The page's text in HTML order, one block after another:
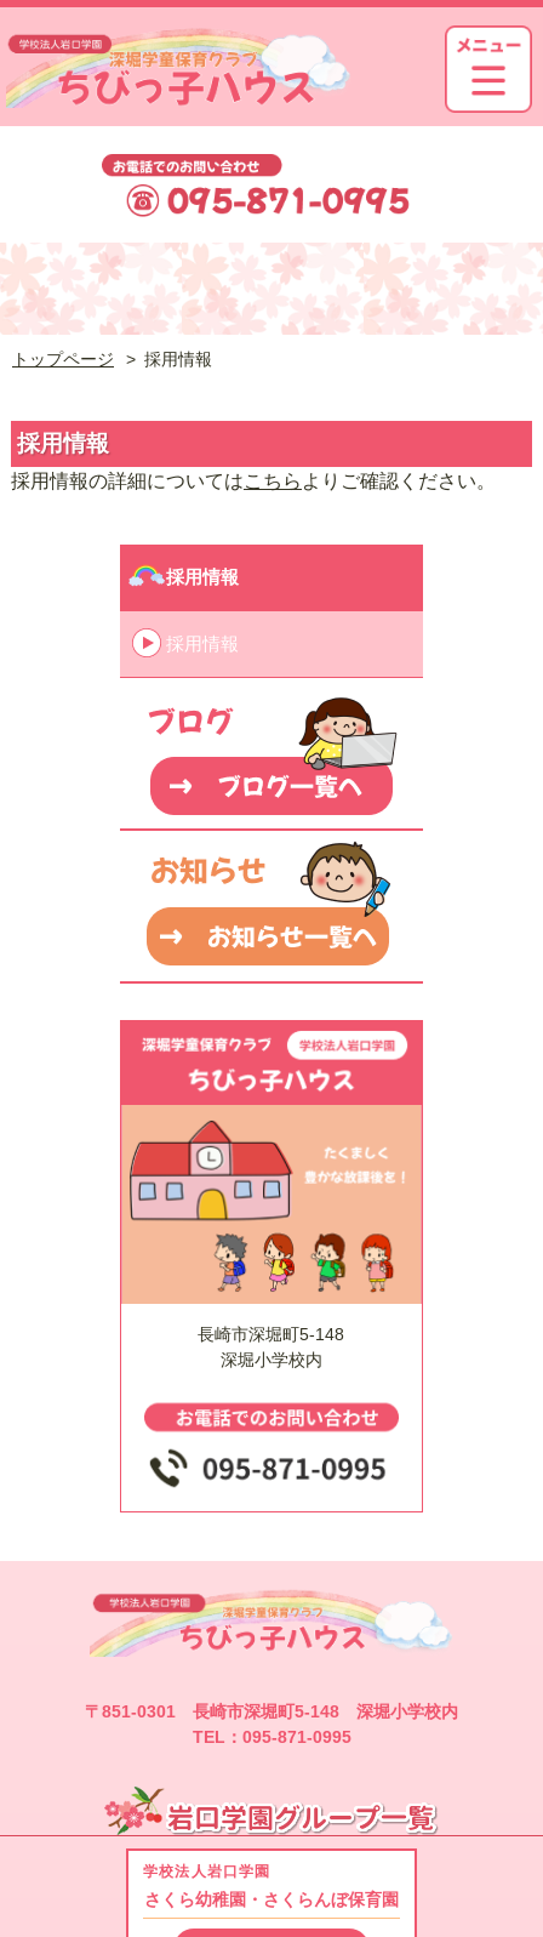
トップページ 採用情報
採用情報
採用情報の詳細についてはこちら よりご確認ください。
採用情報
採用情報
長崎市深堀町5-148
深堀小学校内
〒851-0301 長崎市深堀町5-148 深堀小学校内
TEL：095-871-0995
学校法人岩口学園
さくら幼稚園・さくらんぼ保育園